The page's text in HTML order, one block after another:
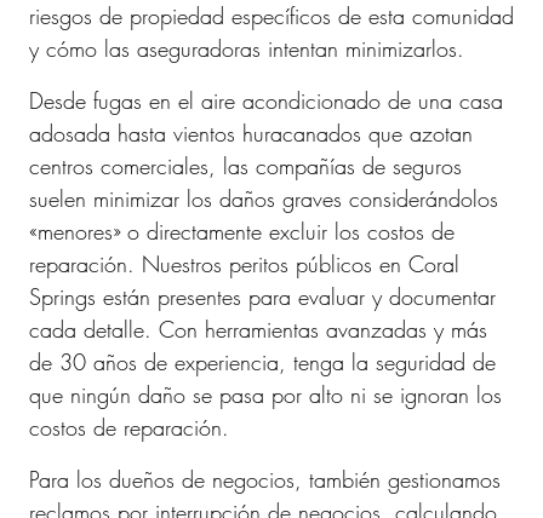
riesgos de propiedad específicos de esta comunidad
y cómo las aseguradoras intentan minimizarlos.
Desde fugas en el aire acondicionado de una casa
adosada hasta vientos huracanados que azotan
centros comerciales, las compañías de seguros
suelen minimizar los daños graves considerándolos
«menores» o directamente excluir los costos de
reparación. Nuestros peritos públicos en Coral
Springs están presentes para evaluar y documentar
cada detalle. Con herramientas avanzadas y más
de 30 años de experiencia, tenga la seguridad de
que ningún daño se pasa por alto ni se ignoran los
costos de reparación.
Para los dueños de negocios, también gestionamos
reclamos por interrupción de negocios, calculando